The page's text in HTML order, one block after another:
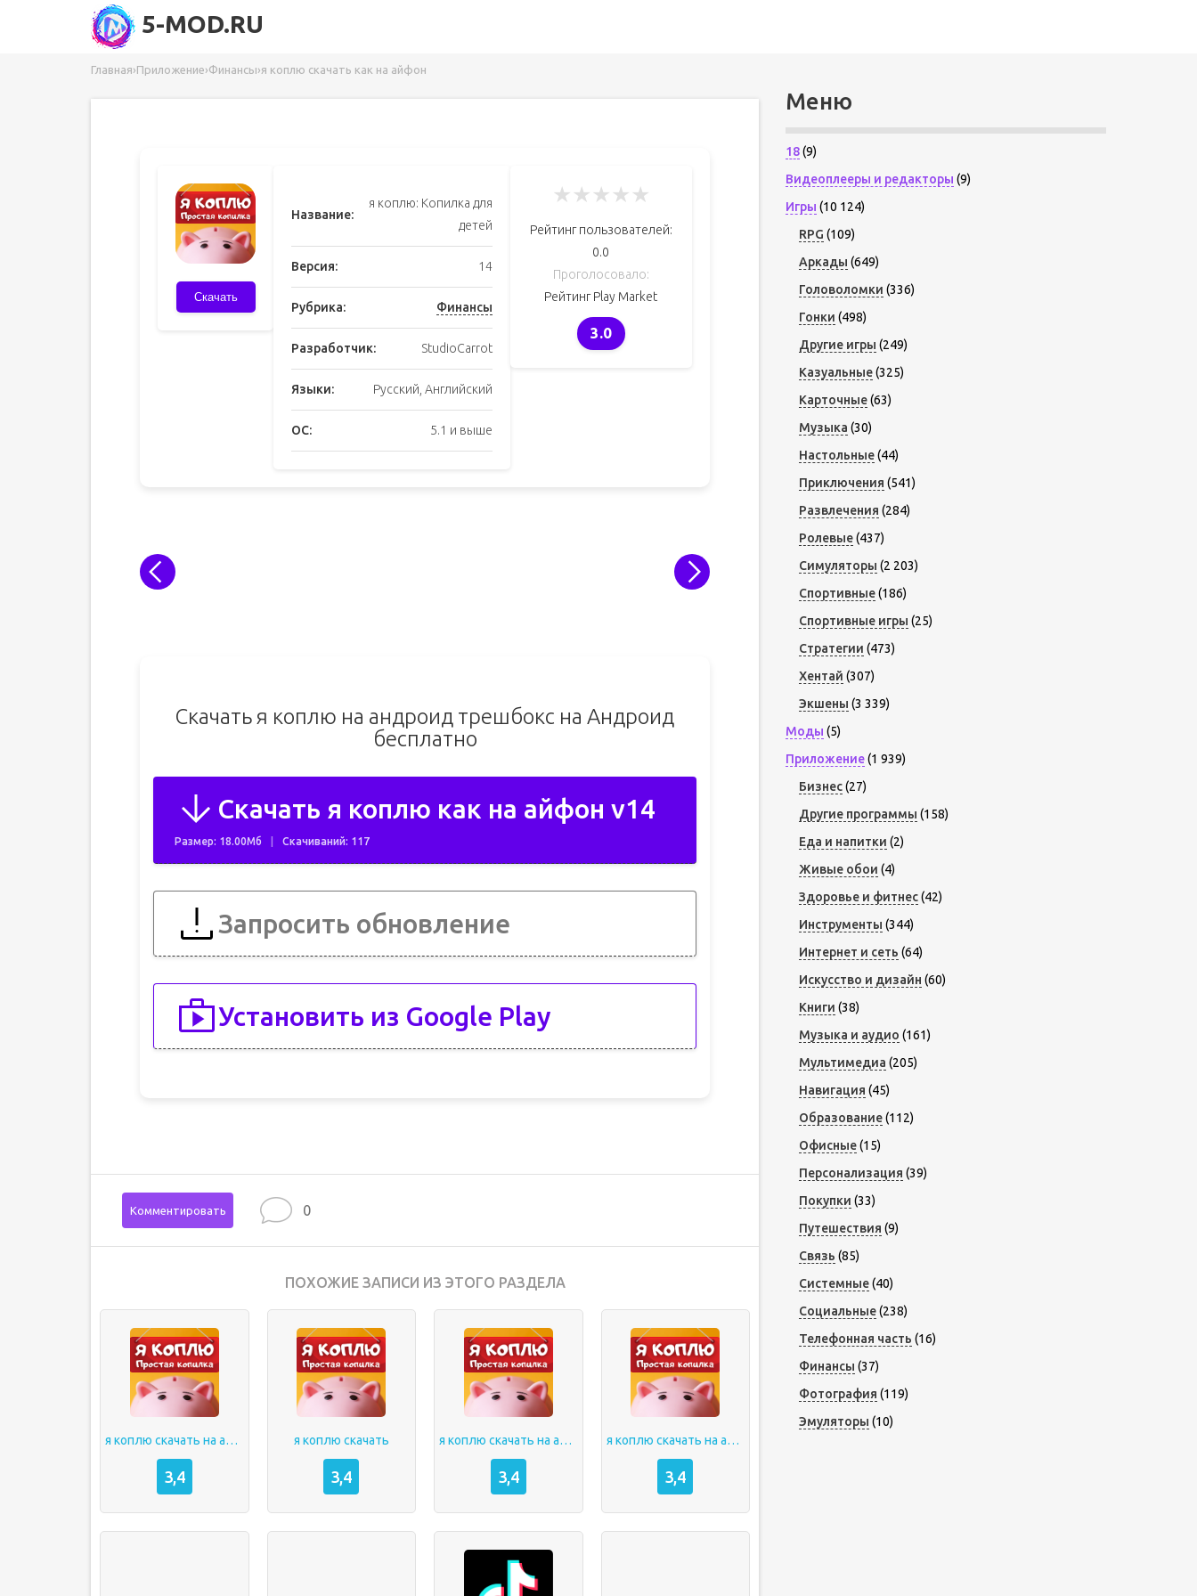
5-MOD.RU
Главная›Приложение›Финансы›я коплю скачать как на айфон
Скачать
Название:
я коплю: Копилка для
детей
Версия: 14
Рубрика: Финансы
Разработчик: StudioCarrot
Языки: Русский, Английский
ОС: 5.1 и выше
★★★★★
Рейтинг пользователей:
0.0
Проголосовало:
Рейтинг Play Market
3.0
Скачать я коплю на андроид трешбокс на Андроид
бесплатно
Скачать я коплю как на айфон v14
Размер: 18.00Мб Скачиваний: 117
Запросить обновление
Установить из Google Play
Комментировать 0
ПОХОЖИЕ ЗАПИСИ ИЗ ЭТОГО РАЗДЕЛА
я коплю скачать на андроид как на айфон бесплатно на русском
3,4
я коплю скачать
3,4
я коплю скачать на андроид трешбокс
3,4
я коплю скачать на андроид трешбокс
3,4
Меню
18(9)
Видеоплееры и редакторы (9)
Игры (10 124)
RPG (109)
Аркады (649)
Головоломки (336)
Гонки (498)
Другие игры (249)
Казуальные(325)
Карточные(63)
Музыка (30)
Настольные(44)
Приключения (541)
Развлечения (284)
Ролевые(437)
Симуляторы (2 203)
Спортивные(186)
Спортивные игры (25)
Стратегии (473)
Хентай (307)
Экшены (3 339)
Моды (5)
Приложение(1 939)
Бизнес(27)
Другие программы (158)
Еда и напитки (2)
Живые обои (4)
Здоровье и фитнес(42)
Инструменты (344)
Интернет и сеть (64)
Искусство и дизайн (60)
Книги (38)
Музыка и аудио (161)
Мультимедиа (205)
Навигация (45)
Образование(112)
Офисные(15)
Персонализация (39)
Покупки (33)
Путешествия (9)
Связь (85)
Системные(40)
Социальные(238)
Телефонная часть (16)
Финансы (37)
Фотография (119)
Эмуляторы (10)